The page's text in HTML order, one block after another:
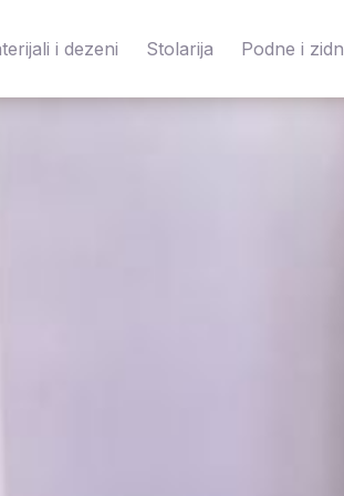
i dezeni Stolarija Podne i